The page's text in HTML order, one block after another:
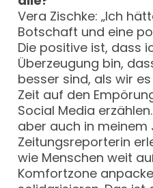
Vera Zischke: „Ich
Botschaft und eine
Die positive ist, dass
Überzeugung bin,
besser sind, als wir
Zeit auf den
Social Media
aber auch in meinem
Zeitungsreporterin
wie Menschen weit
Komfortzone